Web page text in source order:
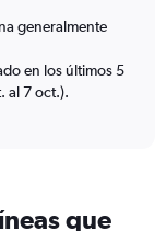
generalmente
en los últimos 5
al 7 oct.).
que